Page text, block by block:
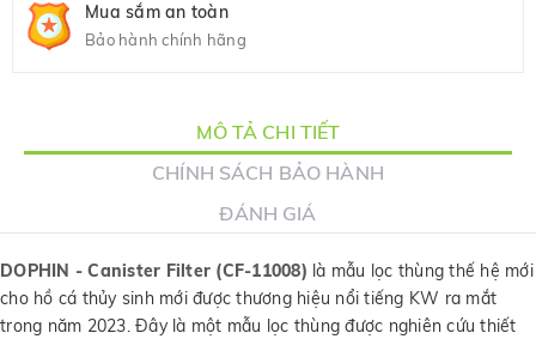
Mua sắm an toàn
Bảo hành chính hãng
MÔ TẢ CHI TIẾT
CHÍNH SÁCH BẢO HÀNH
ĐÁNH GIÁ
DOPHIN - Canister Filter (CF-11008) là mẫu lọc thùng thế hệ mới
cho hồ cá thủy sinh mới được thương hiệu nổi tiếng KW ra mắt
trong năm 2023. Đây là một mẫu lọc thùng được nghiên cứu thiết